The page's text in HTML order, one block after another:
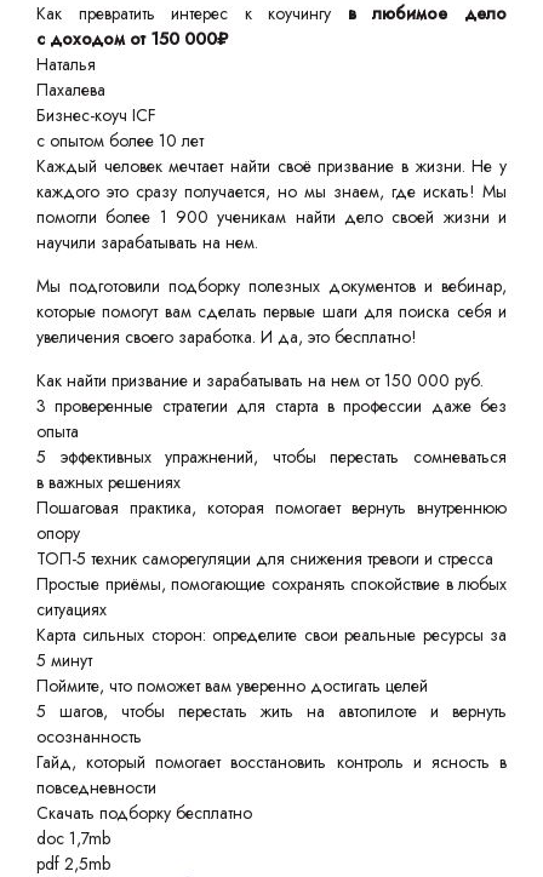
Как превратить интерес к коучингу в любимое дело
с доходом от 150 000₽
Наталья
Пахалева
Бизнес-коуч ICF
с опытом более 10 лет
Каждый человек мечтает найти своё призвание в жизни. Не у
каждого это сразу получается, но мы знаем, где искать! Мы
помогли более 1 900 ученикам найти дело своей жизни и
научили зарабатывать на нем.
Мы подготовили подборку полезных документов и вебинар,
которые помогут вам сделать первые шаги для поиска себя и
увеличения своего заработка. И да, это бесплатно!
Как найти призвание и зарабатывать на нем от 150 000 руб.
3 проверенные стратегии для старта в профессии даже без
опыта
5 эффективных упражнений, чтобы перестать сомневаться
в важных решениях
Пошаговая практика, которая помогает вернуть внутреннюю
опору
ТОП-5 техник саморегуляции для снижения тревоги и стресса
Простые приёмы, помогающие сохранять спокойствие в любых
ситуациях
Карта сильных сторон: определите свои реальные ресурсы за
5 минут
Поймите, что поможет вам уверенно достигать целей
5 шагов, чтобы перестать жить на автопилоте и вернуть
осознанность
Гайд, который помогает восстановить контроль и ясность в
повседневности
Скачать подборку бесплатно
doc 1,7mb
pdf 2,5mb